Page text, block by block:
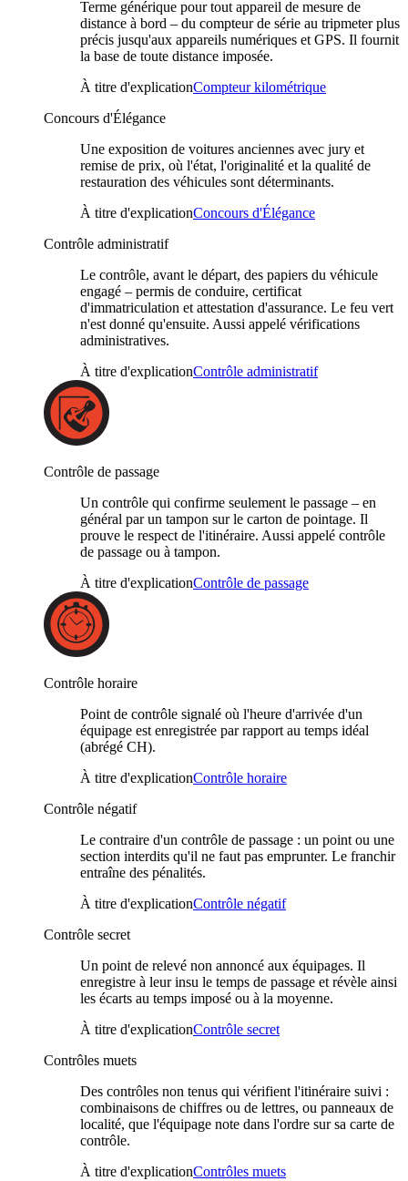
Terme générique pour tout appareil de mesure de
distance à bord – du compteur de série au tripmeter plus
précis jusqu'aux appareils numériques et GPS. Il fournit
la base de toute distance imposée.
À titre d'explicationCompteur kilométrique
Concours d'Élégance
Une exposition de voitures anciennes avec jury et
remise de prix, où l'état, l'originalité et la qualité de
restauration des véhicules sont déterminants.
À titre d'explicationConcours d'Élégance
Contrôle administratif
Le contrôle, avant le départ, des papiers du véhicule
engagé – permis de conduire, certificat
d'immatriculation et attestation d'assurance. Le feu vert
n'est donné qu'ensuite. Aussi appelé vérifications
administratives.
À titre d'explicationContrôle administratif
Contrôle de passage
Un contrôle qui confirme seulement le passage – en
général par un tampon sur le carton de pointage. Il
prouve le respect de l'itinéraire. Aussi appelé contrôle
de passage ou à tampon.
À titre d'explicationContrôle de passage
Contrôle horaire
Point de contrôle signalé où l'heure d'arrivée d'un
équipage est enregistrée par rapport au temps idéal
(abrégé CH).
À titre d'explicationContrôle horaire
Contrôle négatif
Le contraire d'un contrôle de passage : un point ou une
section interdits qu'il ne faut pas emprunter. Le franchir
entraîne des pénalités.
À titre d'explicationContrôle négatif
Contrôle secret
Un point de relevé non annoncé aux équipages. Il
enregistre à leur insu le temps de passage et révèle ainsi
les écarts au temps imposé ou à la moyenne.
À titre d'explicationContrôle secret
Contrôles muets
Des contrôles non tenus qui vérifient l'itinéraire suivi :
combinaisons de chiffres ou de lettres, ou panneaux de
localité, que l'équipage note dans l'ordre sur sa carte de
contrôle.
À titre d'explicationContrôles muets